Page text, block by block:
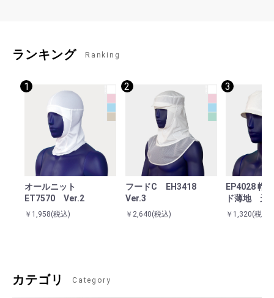
ランキング Ranking
1
オールニット
ET7570 Ver.2
￥1,958(税込)
2
フードC EH3418
Ver.3
￥2,640(税込)
3
EP4028 帽
ド薄地 天
￥1,320(税込)
カテゴリ Category